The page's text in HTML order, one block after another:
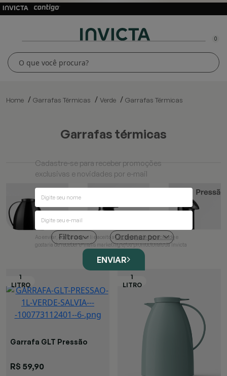
0
Home Garrafas Térmicas Verde Garrafas Térmicas
garrafas térmicas
Filtros Ordenar por
Garrafa GLT Pressão
R$ 59,90
Cadastre-se para receber promoções
exclusivas e novidades por e-mail
Ao enviar, confirmo que li e aceito aDeclaração de Privacidadee
gostaria de receber e-mails marketing e/ou promocionais da Invicta
ENVIAR